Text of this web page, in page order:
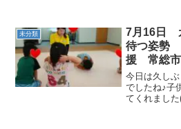
未分類
7月16日
待つ姿勢
援 常総
い市
今日は久し
でしたね♪子
てくれまし